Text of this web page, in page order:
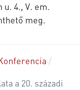
u. 4., V. em.
meg.
a 20. századi